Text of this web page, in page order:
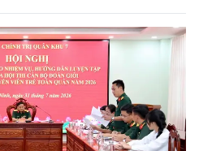
các đơn vị trực thuộc Bộ CHQS
Lâm Đồng.